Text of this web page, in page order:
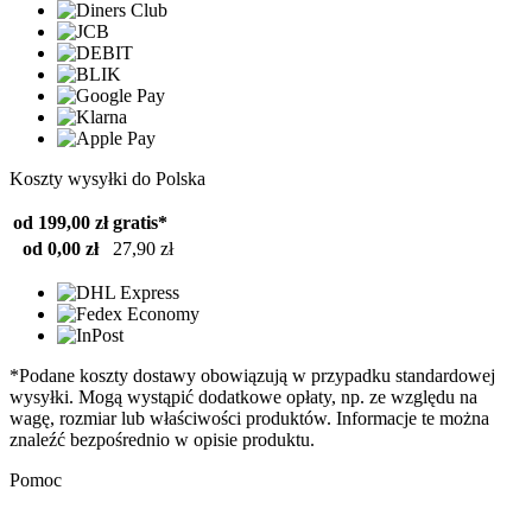
Koszty wysyłki do Polska
od 199,00 zł gratis*
od 0,00 zł
27,90 zł
*Podane koszty dostawy obowiązują w przypadku standardowej
wysyłki. Mogą wystąpić dodatkowe opłaty, np. ze względu na
wagę, rozmiar lub właściwości produktów. Informacje te można
znaleźć bezpośrednio w opisie produktu.
Pomoc